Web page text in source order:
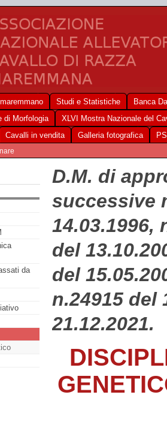
Studi e Statistiche
Banca
di Morfologia
XLVI Mostra Nazionale del
Cavalli in vendita Galleria fotografica
da
D.M. di
successive
14.03.1996,
del
del
n.24915 del
21.12.2021.